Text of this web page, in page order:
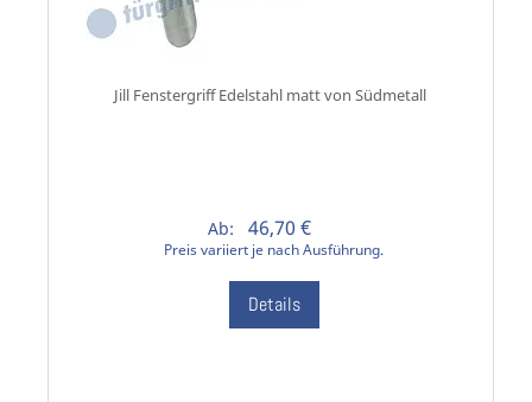
Jill Fenstergriff Edelstahl matt von Südmetall
Ab: 46,70 €
Preis variiert je nach Ausführung.
Details